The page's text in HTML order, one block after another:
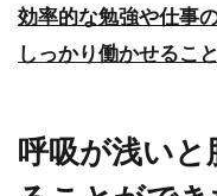
合
る
効率的な勉強や仕事
しっかり働かせるこ
呼吸が浅いと